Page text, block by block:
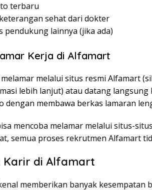
terbaru
sehat dari dokter
pendukung lainnya (jika ada)
Kerja di Alfamart
melalui situs resmi Alfamart
lebih lanjut) atau datang langsung
dengan membawa berkas lamaran
mencoba melamar melalui situs-
semua proses rekrutmen Alfamart
Karir di Alfamart
memberikan banyak kesempatan